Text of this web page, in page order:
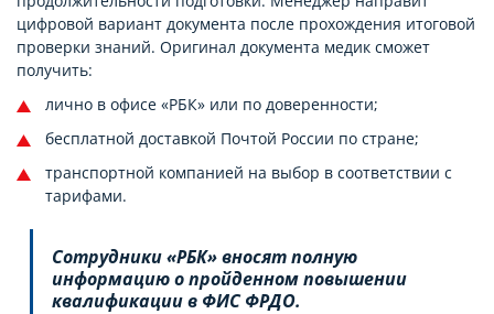
цифровой вариант документа после прохождения итоговой
проверки знаний. Оригинал документа медик сможет
получить:
лично в офисе «РБК» или по доверенности;
бесплатной доставкой Почтой России по стране;
транспортной компанией на выбор в соответствии с
тарифами.
Сотрудники «РБК» вносят полную
информацию о пройденном повышении
квалификации в ФИС ФРДО.